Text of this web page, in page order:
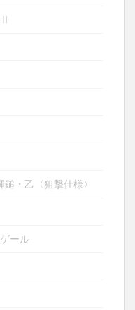
・乙〈狙撃仕様〉
ール